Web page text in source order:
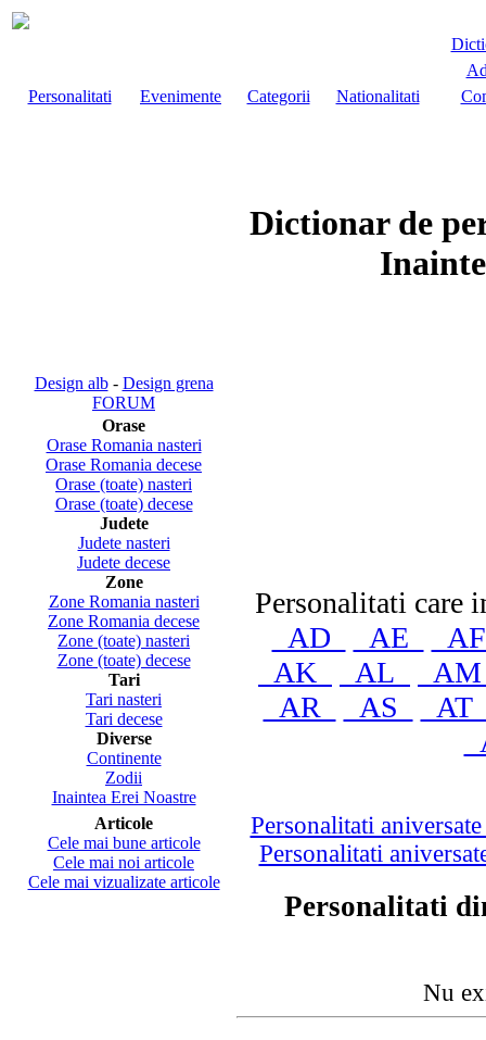
Personalitati
Evenimente Categorii Nationalitati
Design alb- Design grena
FORUM
Orase
Orase Romania nasteri
Orase Romania decese
Orase (toate) nasteri
Orase (toate) decese
Judete
Judete nasteri
Judete decese
Zone
Zone Romania nasteri
Zone Romania decese
Zone (toate) nasteri
Zone (toate) decese
Tari
Tari nasteri
Tari decese
Diverse
Continente
Zodii
Inaintea Erei Noastre
Articole
Cele mai bune articole
Cele mai noi articole
Cele mai vizualizate articole
Dictionar de
Personalitati care
AD
AE
AK
AL
AR
AS
Personalitati
Personalitati
Personalitati
Nu